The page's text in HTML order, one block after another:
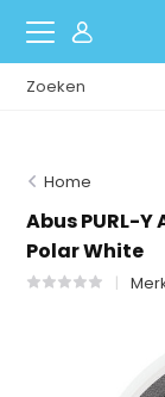
Home
Abus PURL-Y
Polar White